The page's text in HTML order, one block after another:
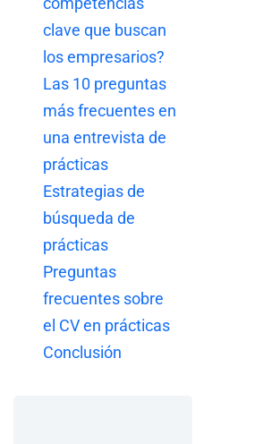
clave que buscan
los empresarios?
Las 10 preguntas
más frecuentes en
una entrevista de
prácticas
Estrategias de
búsqueda de
prácticas
Preguntas
frecuentes sobre
el CV en prácticas
Conclusión